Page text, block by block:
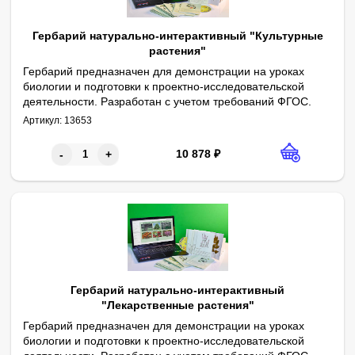
Гербарий натурально-интерактивный "Культурные
растения"
Гербарий предназначен для демонстрации на уроках
биологии и подготовки к проектно-исследовательской
деятельности. Разработан с учетом требований ФГОС.
Пособие предназначено для использования на уроках
Габаритные размеры в упаковке (дл.*шир.*выс.), см:
Комплектность: гербарные листы с натуральными образцами
В пособии представлены засушенные и приклеенные на
Перечень представленных видов: боярышник, вишня, горох,
Интерактивное приложение дает расширенное
Артикул: 13653
- + 10 878 ₽
Гербарий натурально-интерактивный
"Лекарственные растения"
Гербарий предназначен для демонстрации на уроках
биологии и подготовки к проектно-исследовательской